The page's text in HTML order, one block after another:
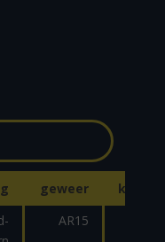
geweer
kaliber
AR15